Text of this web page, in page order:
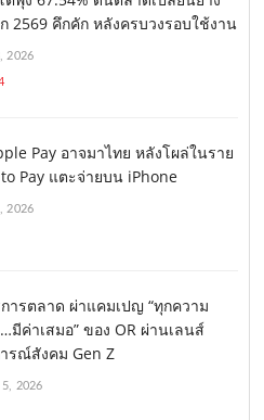
2569 คึกคัก หลังครบวงรอบใช้งาน
2026
Pay อาจมาไทย หลังโผล่ในราย
Pay แตะจ่ายบน iPhone
2026
ารตลาด ผ่าแคมเปญ “ทุกความ
มีค่าเสมอ” ของ OR ผ่านเลนส์
รณ์สังคม Gen Z
2026